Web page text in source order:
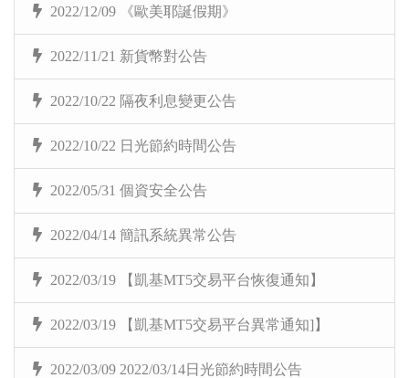
2022/12/09 《歐美耶誕假期》
2022/11/21 新貨幣對公告
2022/10/22 隔夜利息變更公告
2022/10/22 日光節約時間公告
2022/05/31 個資安全公告
2022/04/14 簡訊系統異常公告
2022/03/19 【凱基MT5交易平台恢復通知】
2022/03/19 【凱基MT5交易平台異常通知]】
2022/03/09 2022/03/14日光節約時間公告